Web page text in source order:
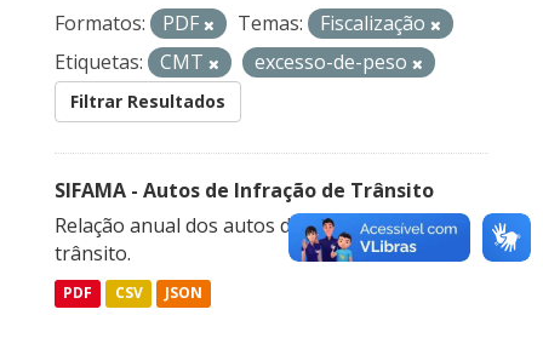
Formatos: PDF Temas:
Fiscalização
Etiquetas:
CMT excesso-de-peso
Filtrar Resultados
SIFAMA - Autos de Infração de Trânsito
Relação anual dos autos de infração de
trânsito.
PDF CSV JSON